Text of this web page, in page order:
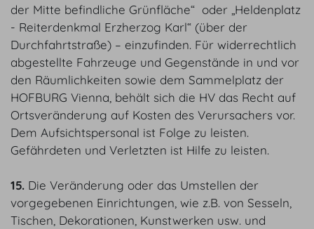
der Mitte befindliche Grünfläche“ oder „Heldenplatz
- Reiterdenkmal Erzherzog Karl“ (über der
Durchfahrtstraße) – einzufinden. Für widerrechtlich
abgestellte Fahrzeuge und Gegenstände in und vor
den Räumlichkeiten sowie dem Sammelplatz der
HOFBURG Vienna, behält sich die HV das Recht auf
Ortsveränderung auf Kosten des Verursachers vor.
Dem Aufsichtspersonal ist Folge zu leisten.
Gefährdeten und Verletzten ist Hilfe zu leisten.
15. Die Veränderung oder das Umstellen der
vorgegebenen Einrichtungen, wie z.B. von Sesseln,
Tischen, Dekorationen, Kunstwerken usw. und